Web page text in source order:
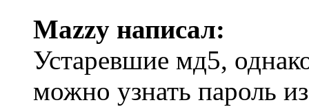
Mazzy написал:
Устаревшие мд5,
можно узнать пароль